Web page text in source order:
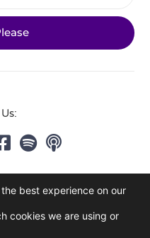
Privacy Policy
Reserved
best experience on our
cookies we are using or